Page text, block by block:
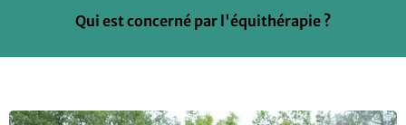
Qui est concerné par l'équithérapie ?